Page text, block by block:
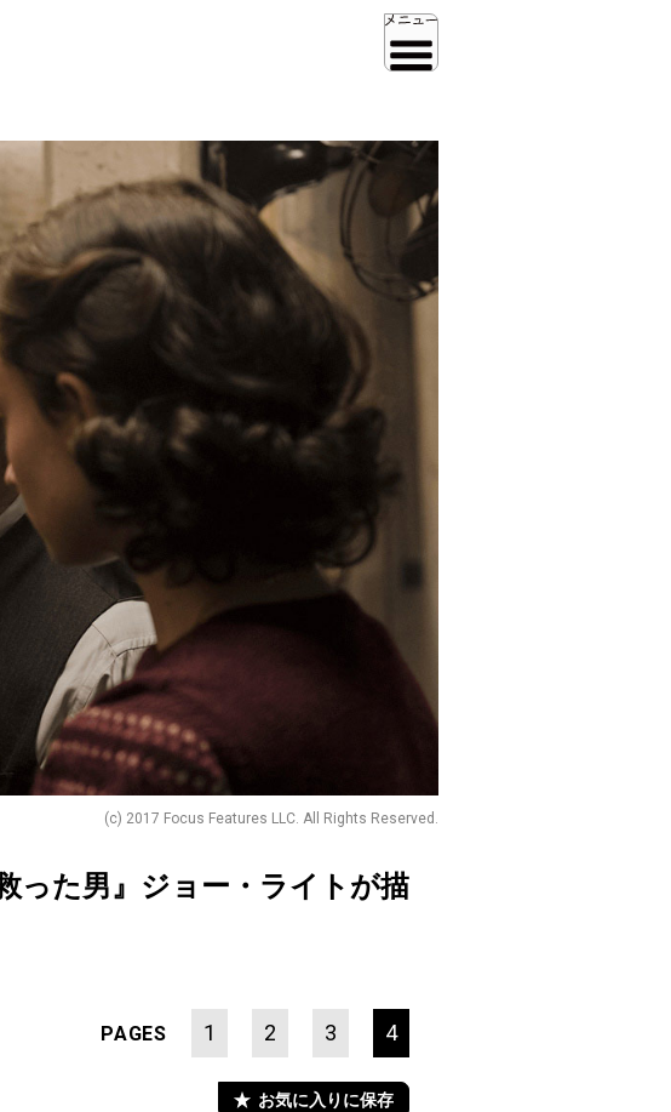
(c) 2017 Focus Features LLC. All Rights Reserved.
った男』ジョー・ライトが描
PAGES 1 2 3 4
お気に入りに保存